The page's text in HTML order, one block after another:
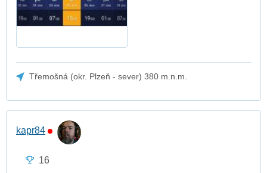
Třemošná (okr. Plzeň - sever) 380 m.n.m.
kapr84
16